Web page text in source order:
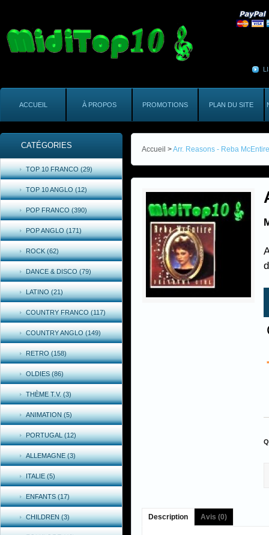
ACCUEIL À PROPOS PROMOTIONS PLAN DU SITE
CATÉGORIES
TOP 10 FRANCO (29)
TOP 10 ANGLO (12)
POP FRANCO (390)
POP ANGLO (171)
ROCK (62)
DANCE & DISCO (79)
LATINO (21)
COUNTRY FRANCO (117)
COUNTRY ANGLO (149)
RETRO (158)
OLDIES (86)
THÈME T.V. (3)
ANIMATION (5)
PORTUGAL (12)
ALLEMAGNE (3)
ITALIE (5)
ENFANTS (17)
CHILDREN (3)
Accueil >Arr. Reasons - Reba McEntire
*
Description Avis (0)